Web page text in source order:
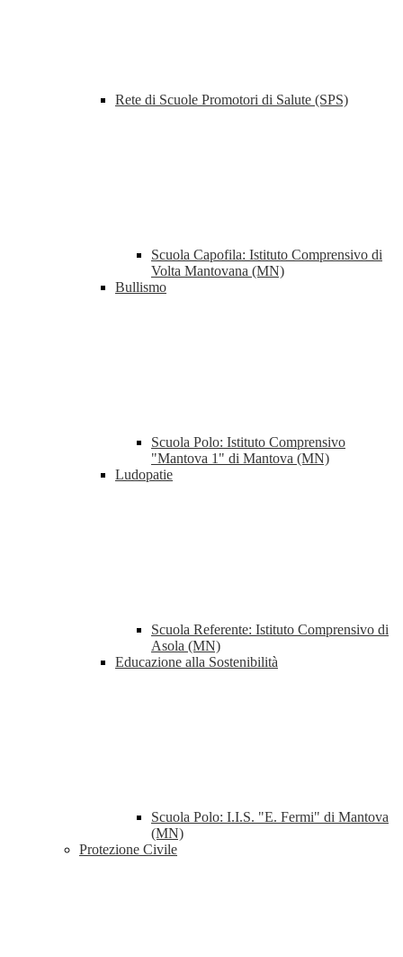
Rete di Scuole Promotori di Salute (SPS)
Scuola Capofila: Istituto Comprensivo di
Volta Mantovana (MN)
Bullismo
Scuola Polo: Istituto Comprensivo
"Mantova 1" di Mantova (MN)
Ludopatie
Scuola Referente: Istituto Comprensivo di
Asola (MN)
Educazione alla Sostenibilità
Scuola Polo: I.I.S. "E. Fermi" di Mantova
(MN)
Protezione Civile